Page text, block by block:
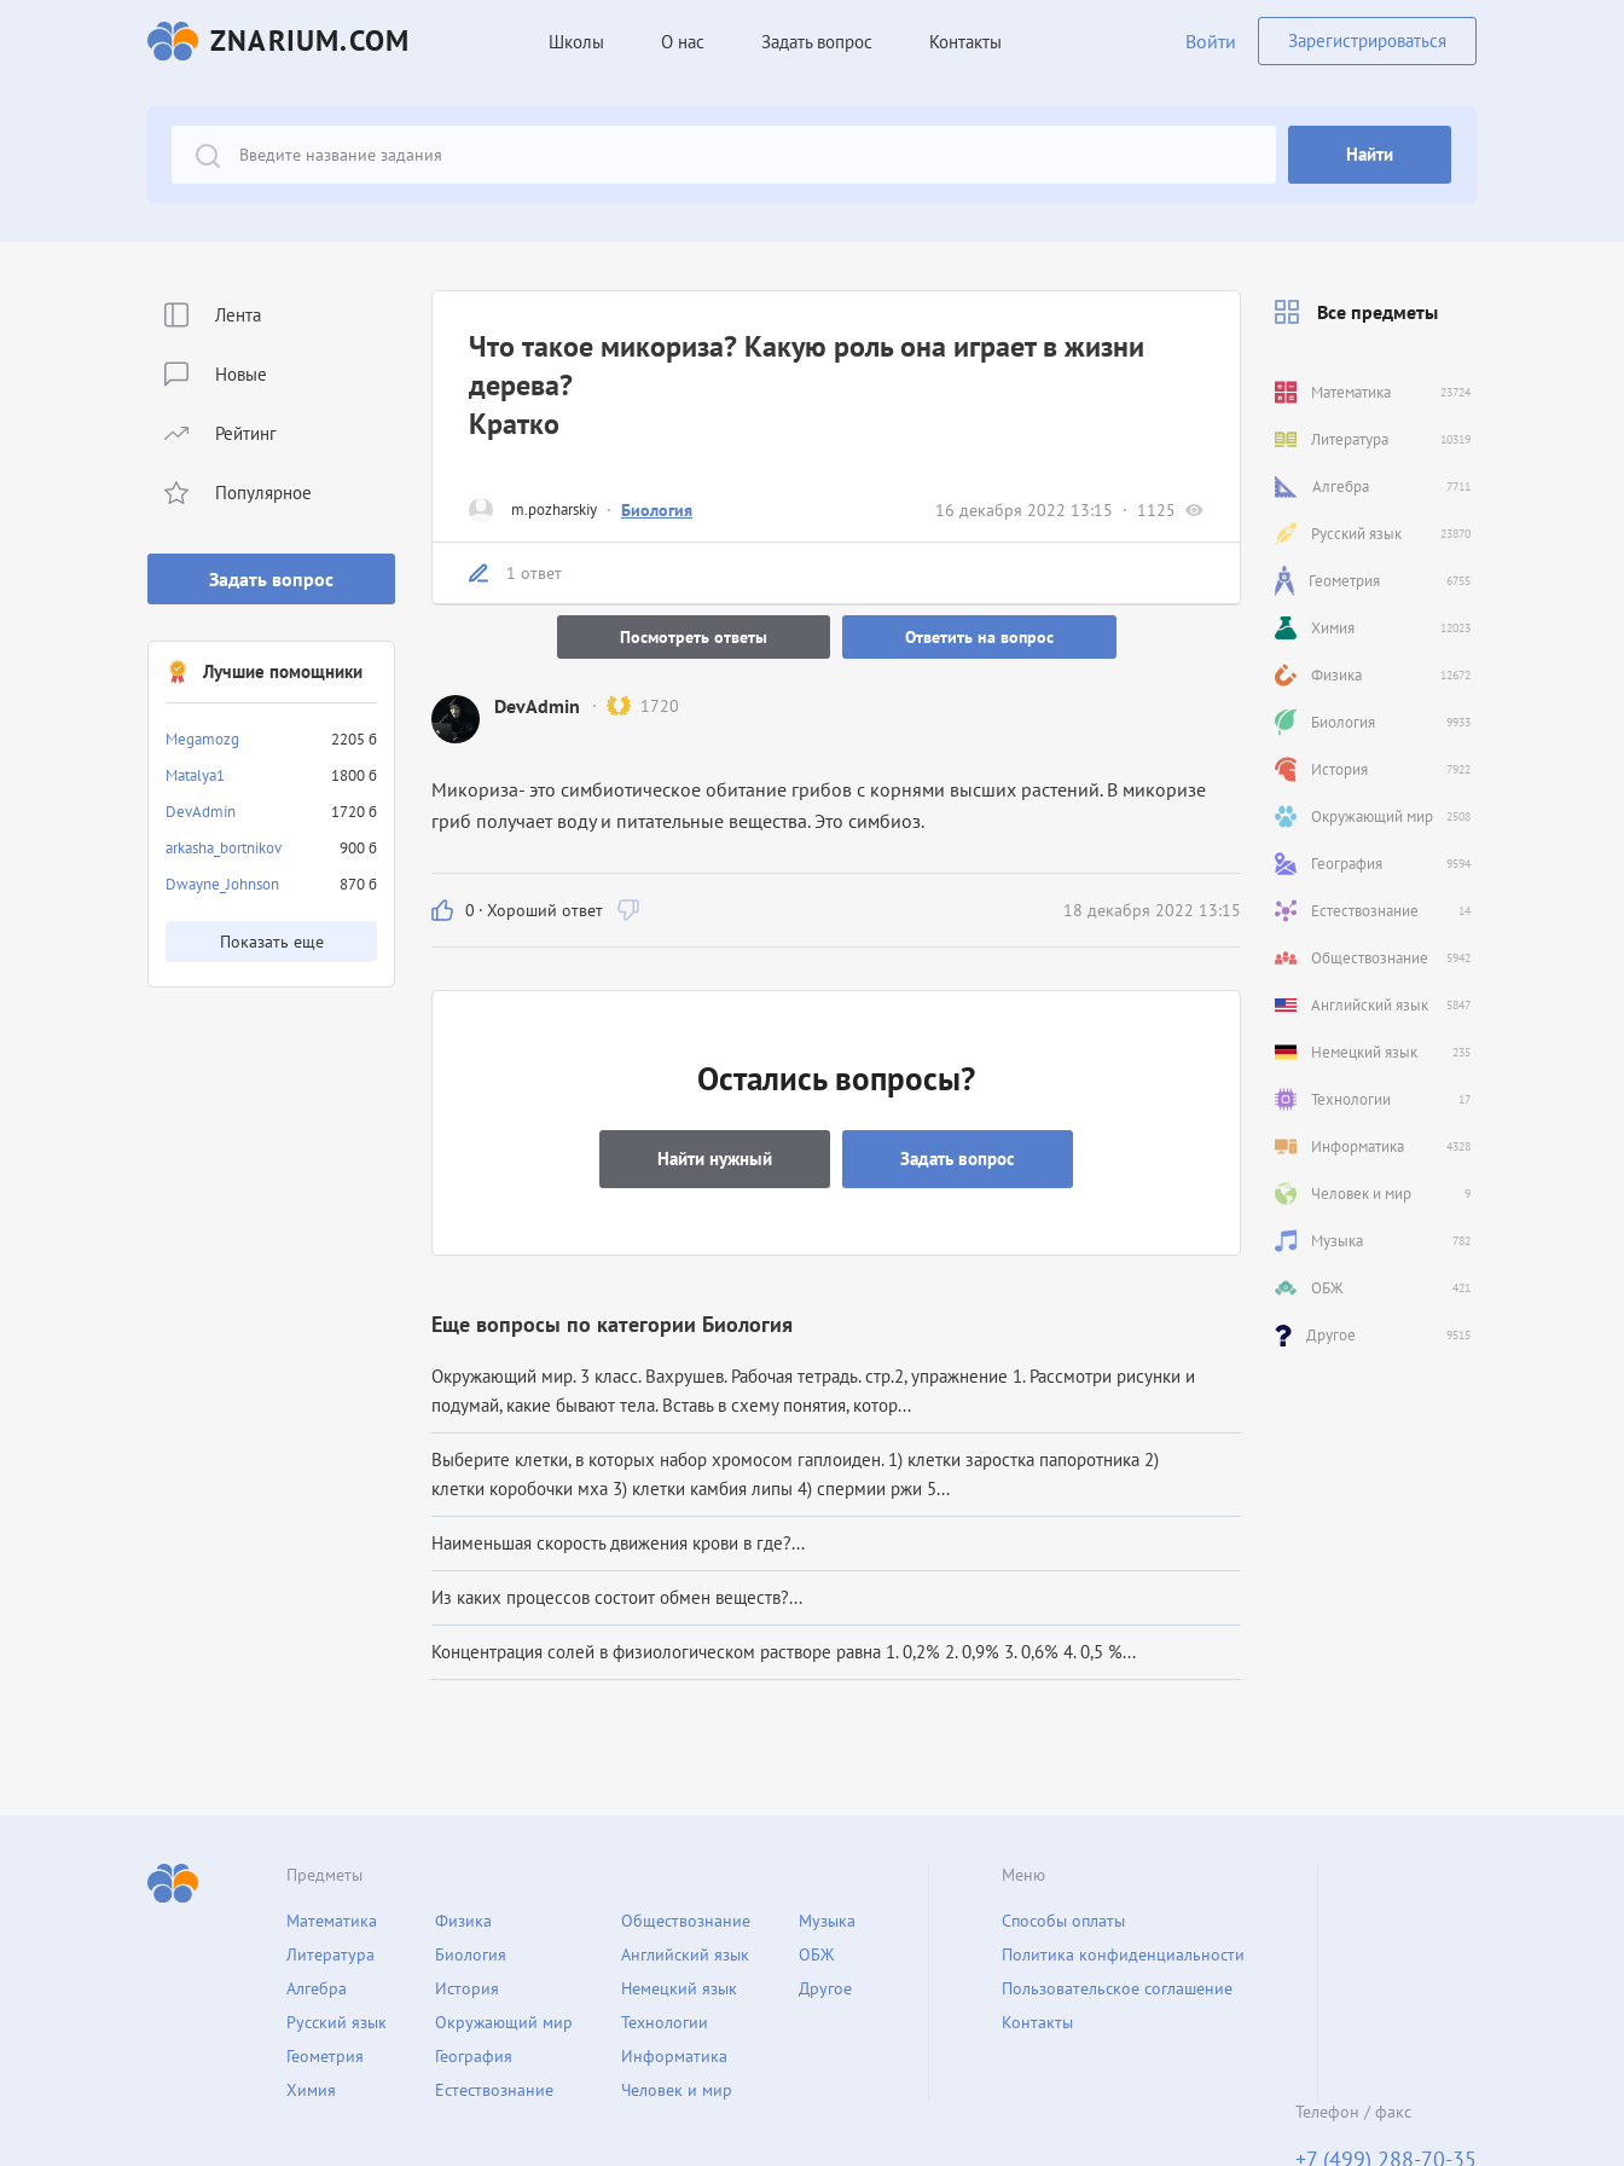
ZNARIUM.COM Школы О нас Задать вопрос Контакты Войти Зарегистрироваться
Найти
Лента
Новые
Рейтинг
Популярное
Задать вопрос
Лучшие помощники
Megamozg
2205 б
Matalya1
1800 б
DevAdmin
1720 б
arkasha_bortnikov
900 б
Dwayne_Johnson
870 б
Показать еще
m.pozharskiy · Биология 16 декабря 2022 13:15 1125
Что такое микориза? Какую роль она играет в жизни
дерева?
Кратко
1 ответ
Посмотреть ответы Ответить на вопрос
DevAdmin 1720
Микориза- это симбиотическое обитание грибов с корнями высших растений. В микоризе
гриб получает воду и питательные вещества. Это симбиоз.
0 · Хороший ответ 18 декабря 2022 13:15
Остались вопросы?
Найти нужный Задать вопрос
Еще вопросы по категории Биология
Окружающий мир. 3 класс. Вахрушев. Рабочая тетрадь. стр.2, упражнение 1. Рассмотри рисунки и
подумай, какие бывают тела. Вставь в схему понятия, котор...
Выберите клетки, в которых набор хромосом гаплоиден. 1) клетки заростка папоротника 2)
клетки коробочки мха 3) клетки камбия липы 4) спермии ржи 5...
Наименьшая скорость движения крови в где?...
Из каких процессов состоит обмен веществ?...
Концентрация солей в физиологическом растворе равна 1. 0,2% 2. 0,9% 3. 0,6% 4. 0,5 %...
Все предметы
Математика 23724
Литература 10319
Алгебра 7711
Русский язык 23870
Геометрия 6755
Химия 12023
Физика 12672
Биология 9933
История 7922
Окружающий мир 2508
География 9594
Естествознание 14
Обществознание 5942
Английский язык 5847
Немецкий язык 235
Технологии 17
Информатика 4328
Человек и мир 9
Музыка 782
ОБЖ 421
Другое 9515
Предметы
Математика
Литература
Алгебра
Русский язык
Геометрия
Химия
Физика
Биология
История
Окружающий мир
География
Естествознание
Обществознание
Английский язык
Немецкий язык
Технологии
Информатика
Человек и мир
Музыка
ОБЖ
Другое
Меню
Способы оплаты
Политика конфиденциальности
Пользовательское соглашение
Контакты
Телефон / факс
+7 (499) 288-70-35